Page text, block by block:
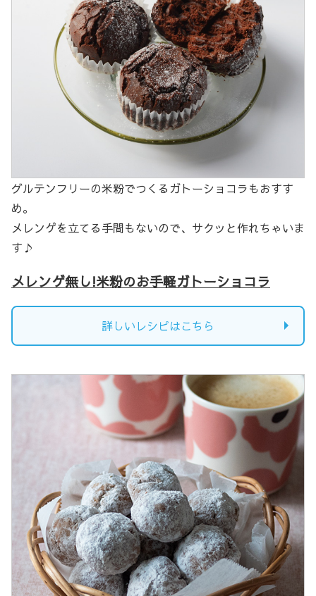
グルテンフリーの米粉でつくるガトーショコラもおすす
め。
メレンゲを立てる手間もないので、サクッと作れちゃいま
す♪
メレンゲ無し!米粉のお手軽ガトーショコラ
詳しいレシピはこちら